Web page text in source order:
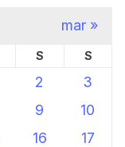
S S
2
3
9
10
16
17
mar »